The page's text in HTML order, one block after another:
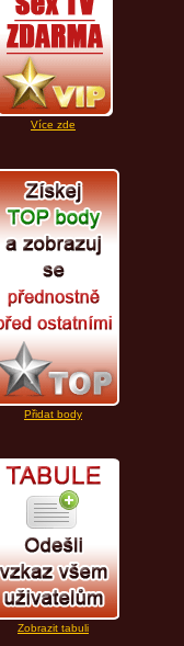
Více zde
Přidat body
Zobrazit tabuli